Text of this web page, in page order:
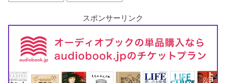
スポンサーリンク